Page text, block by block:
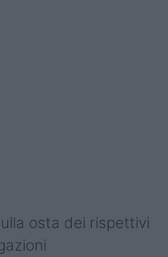
osta dei rispettivi